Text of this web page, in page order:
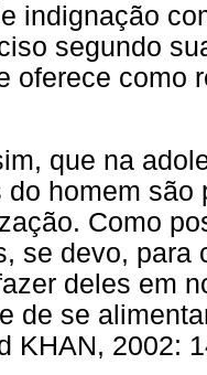
indignação
segundo
oferece como
que na
do homem
Como
se devo, para
deles em
de se
KHAN, 2002: